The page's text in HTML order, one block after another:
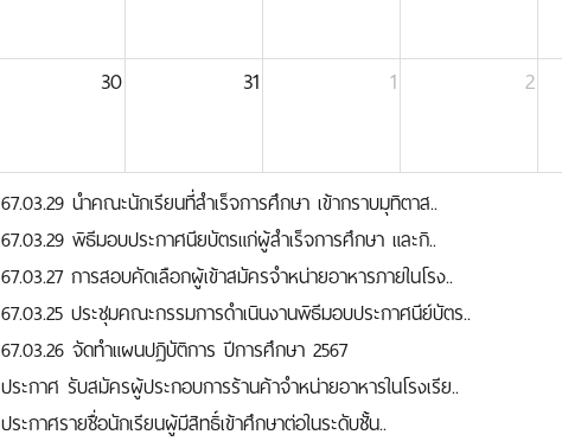
30 31 1 2
67.03.29 นำคณะนักเรียนที่สำเร็จการศึกษา เข้ากราบมุทิตาส..
67.03.29 พิธีมอบประกาศนียบัตรแก่ผู้สำเร็จการศึกษา และกิ..
67.03.27 การสอบคัดเลือกผู้เข้าสมัครจำหน่ายอาหารภายในโรง..
67.03.25 ประชุมคณะกรรมการดำเนินงานพิธีมอบประกาศนีย์บัตร..
67.03.26 จัดทำแผนปฏิบัติการ ปีการศึกษา 2567
ประกาศ รับสมัครผู้ประกอบการร้านค้าจำหน่ายอาหารในโรงเรีย..
ประกาศรายชื่อนักเรียนผู้มีสิทธิ์เข้าศึกษาต่อในระดับชั้น..